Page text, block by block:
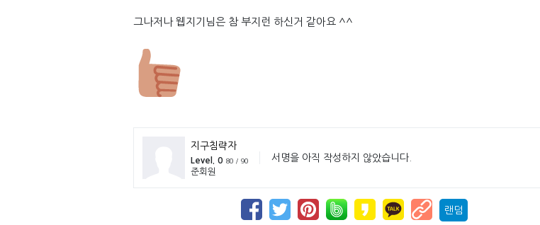
그나저나 웹지기님은 참 부지런 하신거 같아요 ^^
지구침략자
Level. 0 80 / 90
준회원
서명을 아직 작성하지 않았습니다.
랜덤